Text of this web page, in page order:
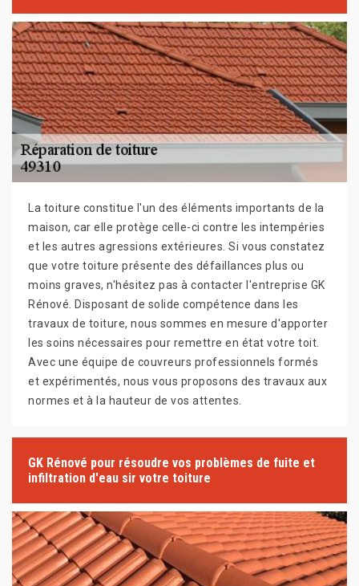
La toiture constitue l'un des éléments importants de la
maison, car elle protège celle-ci contre les intempéries
et les autres agressions extérieures. Si vous constatez
que votre toiture présente des défaillances plus ou
moins graves, n'hésitez pas à contacter l'entreprise GK
Rénové. Disposant de solide compétence dans les
travaux de toiture, nous sommes en mesure d'apporter
les soins nécessaires pour remettre en état votre toit.
Avec une équipe de couvreurs professionnels formés
et expérimentés, nous vous proposons des travaux aux
normes et à la hauteur de vos attentes.
GK Rénové pour résoudre vos problèmes de fuite et
infiltration d'eau sir votre toiture